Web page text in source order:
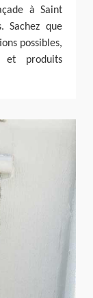
à Saint
Sachez que
possibles,
et produits